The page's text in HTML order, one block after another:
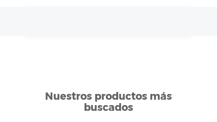
Nuestros productos más
buscados